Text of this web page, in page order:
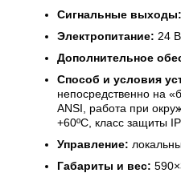
Сигнальные выходы:
Электропитание: 24
Дополнительное
Способ и условия
непосредственно на
ANSI, работа при
+60ºС, класс защиты
Управление:
Габариты и вес: